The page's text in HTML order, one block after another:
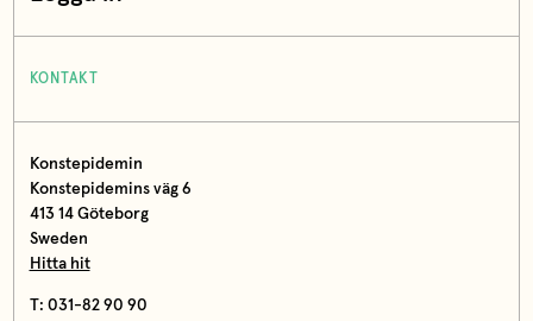
KONTAKT
Konstepidemin
Konstepidemins väg 6
413 14 Göteborg
Sweden
Hitta hit
T: 031-82 90 90